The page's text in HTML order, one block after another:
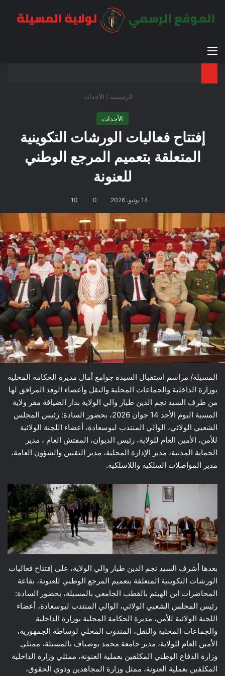
القائمة
الرئيسية / الأحداث
الأحداث
إفتتاح فعاليات الورشات التكوينية
المتعلقة بتعميم المرجع الوطني
للعنونة
14 يونيو، 2026 0
10
المسيلة/ مراسم استقبال السيدة جوامع أمال مديرة الحكامة المحلية
بوزارة الداخلية والجماعات المحلية والنقل وأعضاء الوفد المرافق لها
من طرف السيد نجم الدين طيار والي الولاية بدار الضيافة مقر ولاية
المسية اليوم الأحد 14 جوان 2026، بحضور السادة: رئيس المجلس
الشعبي الولائي، الوالي المنتدب لبوسعادة، أعضاء اللجنة الولائية
للأمن، الأمين العام للولاية، رئيس الديوان، المفتش العام ، مدير
الحماية المدنية، مدير الإدارة المحلية، مدير التقنين والشؤون العامة،
مدير المواصلات السلكية واللاسلكية.
بعدها أشرف السيد نجم الدين طيار والي الولاية، على إفتتاح فعاليات
الورشات التكوينية المتعلقة بتعميم المرجع الوطني للعنونة، بقاعة
المحاضرات ابن الهيثم بالقطب الجامعي بالمسيلة، بحضور السادة:
رئيس المجلس الشعبي الولائي، الوالي المنتدب لبوسعادة، أعضاء
اللجنة الولائية للأمن، مديرة الحكامة المحلية بوزارة الداخلية
والجماعات المحلية والنقل، المندوب المحلي لوساطة الجمهورية،
الأمين العام للولاية، مدير جامعة محمد بوضياف بالمسيلة، ممثلي
وزارة الدفاع الوطني المكلفين بعملية العنونة، ممثلي وزارة الداخلية
المكلفين بعملية العنونة، ممثل وزارة المجاهدين وذوي الحقوق،